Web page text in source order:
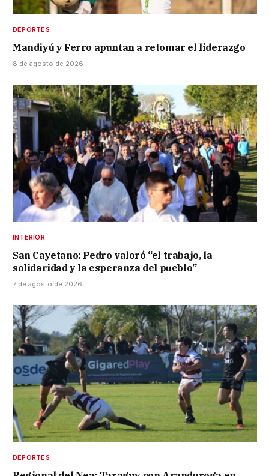
DEPORTES
Mandiyú y Ferro apuntan a retomar el liderazgo
8 de agosto de 2026
INTERIOR
San Cayetano: Pedro valoró “el trabajo, la
solidaridad y la esperanza del pueblo”
7 de agosto de 2026
DEPORTES